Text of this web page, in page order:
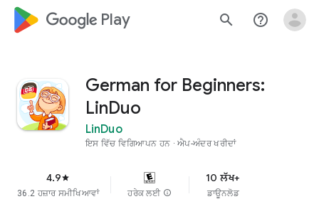
google_logo Play search help_outline
German for Beginners:
LinDuo
LinDuo
ਇਸ ਵਿੱਚ ਵਿਗਿਆਪਨ ਹਨ ਐਪ-ਅੰਦਰ ਖਰੀਦਾਂ
4.9star
36.2 ਹਜ਼ਾਰ ਸਮੀਖਿਆਵਾਂ ਹਰੇਕ ਲਈ info
10 ਲੱਖ+
ਡਾਊਨਲੋਡ